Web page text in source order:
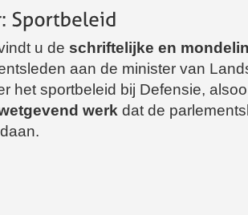
u de schriftelijke en
aan de minister van
het sportbeleid bij Defensie,
werk dat de